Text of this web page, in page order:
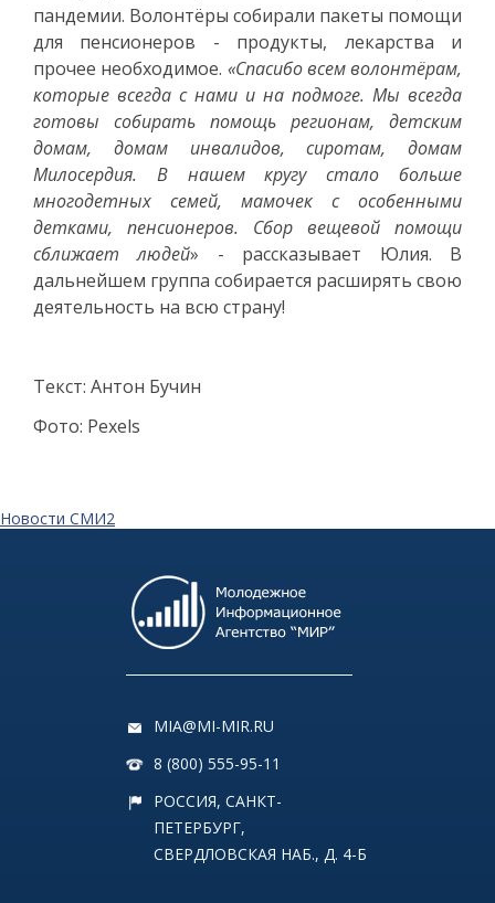
пандемии. Волонтёры собирали пакеты помощи
для пенсионеров - продукты, лекарства и
прочее необходимое. «Спасибо всем волонтёрам,
которые всегда с нами и на подмоге. Мы всегда
готовы собирать помощь регионам, детским
домам, домам инвалидов, сиротам, домам
Милосердия. В нашем кругу стало больше
многодетных семей, мамочек с особенными
детками, пенсионеров. Сбор вещевой помощи
сближает людей» - рассказывает Юлия. В
дальнейшем группа собирается расширять свою
деятельность на всю страну!
Текст: Антон Бучин
Фото: Pexels
Новости СМИ2
MIA@MI-MIR.RU
8 (800) 555-95-11
РОССИЯ, САНКТ-
ПЕТЕРБУРГ,
СВЕРДЛОВСКАЯ НАБ., Д. 4-Б